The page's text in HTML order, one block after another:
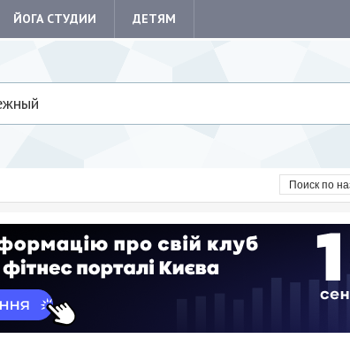
ЙОГА СТУДИИ ДЕТЯМ